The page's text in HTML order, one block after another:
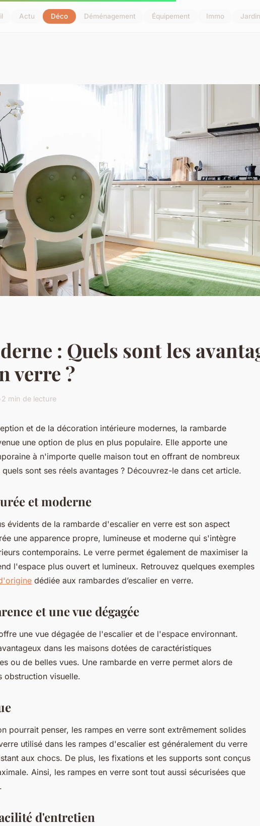
Actu Déco Déménagement Équipement Immo Jardin
: Quels sont les
verre ?
2 min de lecture
et de la décoration intérieure modernes, la rambarde
une option de plus en plus populaire. Elle apporte une
à n'importe quelle maison tout en offrant de nombreux
sont ses réels avantages ? Découvrez-le dans cet article.
et moderne
évidents de la rambarde d'escalier en verre est son aspect
une apparence propre, lumineuse et moderne qui s'intègre
contemporains. Le verre permet également de maximiser la
l'espace plus ouvert et lumineux. Retrouvez quelques exemples
dédiée aux rambardes d’escalier en verre.
et une vue dégagée
une vue dégagée de l'escalier et de l'espace environnant.
dans les maisons dotées de caractéristiques
ou de belles vues. Une rambarde en verre permet alors de
obstruction visuelle.
pourrait penser, les rampes en verre sont extrêmement solides
utilisé dans les rampes d'escalier est généralement du verre
aux chocs. De plus, les fixations et les supports sont conçus
Ainsi, les rampes en verre sont tout aussi sécurisées que
d'entretien